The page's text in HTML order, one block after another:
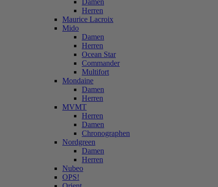
Damen
Herren
Maurice Lacroix
Mido
Damen
Herren
Ocean Star
Commander
Multifort
Mondaine
Damen
Herren
MVMT
Herren
Damen
Chronographen
Nordgreen
Damen
Herren
Nubeo
OPS!